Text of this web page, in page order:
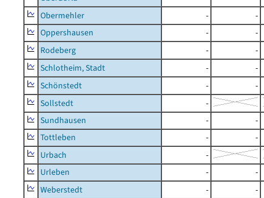
Obermehler
- -
Oppershausen
- -
Rodeberg
- -
Schlotheim, Stadt
- -
Schönstedt
- -
Sollstedt
-
Sundhausen
- -
Tottleben
- -
Urbach
-
Urleben
- -
Weberstedt
- -